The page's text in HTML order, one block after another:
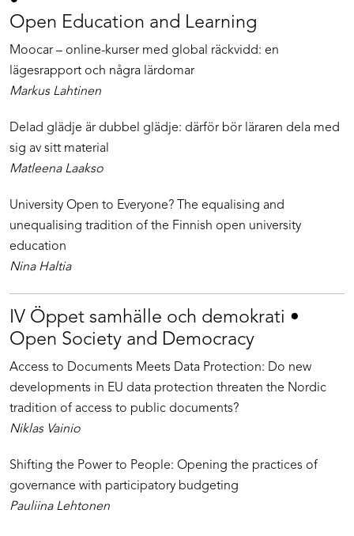
Open Education and Learning
Moocar – online-kurser med global räckvidd: en
lägesrapport och några lärdomar
Markus Lahtinen
Delad glädje är dubbel glädje: därför bör läraren dela med
sig av sitt material
Matleena Laakso
University Open to Everyone? The equalising and
unequalising tradition of the Finnish open university
education
Nina Haltia
IV Öppet samhälle och demokrati •
Open Society and Democracy
Access to Documents Meets Data Protection: Do new
developments in EU data protection threaten the Nordic
tradition of access to public documents?
Niklas Vainio
Shifting the Power to People: Opening the practices of
governance with participatory budgeting
Pauliina Lehtonen